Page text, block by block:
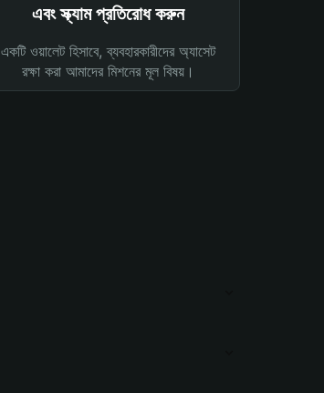
এবং স্ক্যাম প্রতিরোধ করুন
একটি ওয়ালেট হিসাবে, ব্যবহারকারীদের অ্যাসেট
রক্ষা করা আমাদের মিশনের মূল বিষয়।